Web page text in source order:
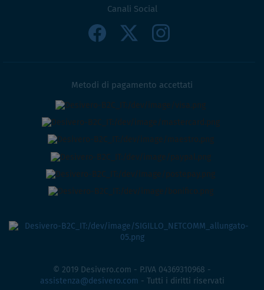
Canali Social
Metodi di pagamento accettati
© 2019 Desivero.com - P.IVA 04369310968 -
assistenza@desivero.com - Tutti i diritti riservati